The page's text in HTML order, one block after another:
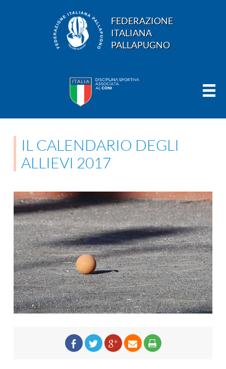
FEDERAZIONE
ITALIANA
PALLAPUGNO
IL CALENDARIO DEGLI
ALLIEVI 2017